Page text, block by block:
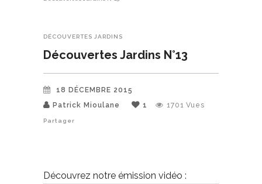
DÉCOUVERTES JARDINS
Découvertes Jardins N°13
18 DÉCEMBRE 2015
Patrick Mioulane
1 1701 Vues
Partager
Découvrez notre émission vidéo :